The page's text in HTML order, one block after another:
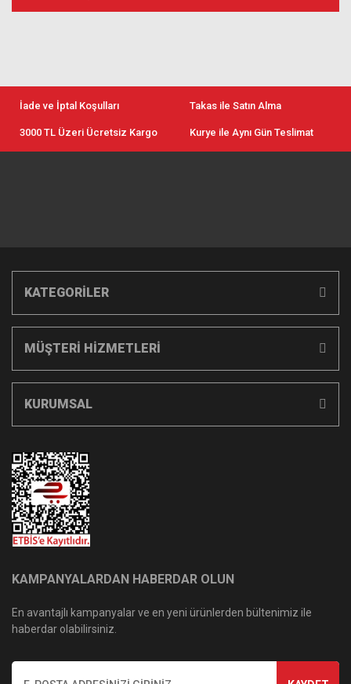
İade ve İptal Koşulları Takas ile Satın Alma
3000 TL Üzeri Ücretsiz Kargo Kurye ile Aynı Gün Teslimat
KATEGORİLER
MÜŞTERİ HİZMETLERİ
KURUMSAL
KAMPANYALARDAN HABERDAR OLUN
En avantajlı kampanyalar ve en yeni ürünlerden bültenimiz ile
haberdar olabilirsiniz.